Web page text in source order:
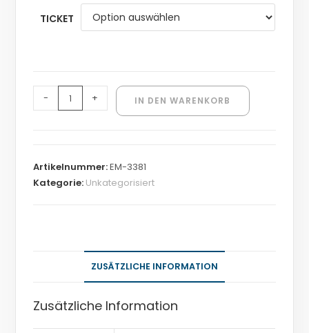
TICKET
- + IN DEN WARENKORB
Artikelnummer:EM-3381
Kategorie: Unkategorisiert
ZUSÄTZLICHE INFORMATION
Zusätzliche Information